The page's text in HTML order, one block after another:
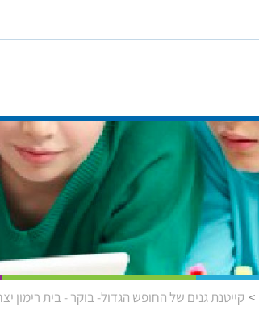
קייטנת גנים של החופש הגדול- בוקר - בית רימון